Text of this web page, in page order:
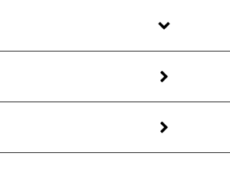
CHOP - BLACK CREAM vol.2 -
[MIX CD] SOUTHPAW CHOP MUSIC
輔 - テレビまんが「ドラゴンボール」音
- アメノヒ / Marble (dub mixed by
Records / HMV (2026)